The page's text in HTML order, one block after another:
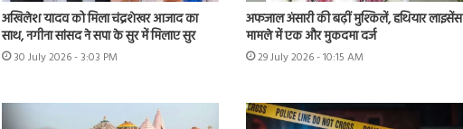
अखिलेश यादव को मिला चंद्रशेखर आजाद का
साथ, नगीना सांसद ने सपा के सुर में मिलाए सुर
30 July 2026 - 3:03 PM
अफजाल अंसारी की बढ़ीं मुश्किलें, हथियार लाइसेंस
मामले में एक और मुकदमा दर्ज
29 July 2026 - 10:15 AM